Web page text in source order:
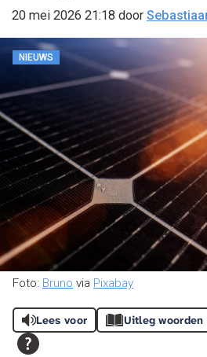
20 mei 2026 21:18 door
NIEUWS
Foto: Bruno via Pixabay
Lees voor Uitleg woorden